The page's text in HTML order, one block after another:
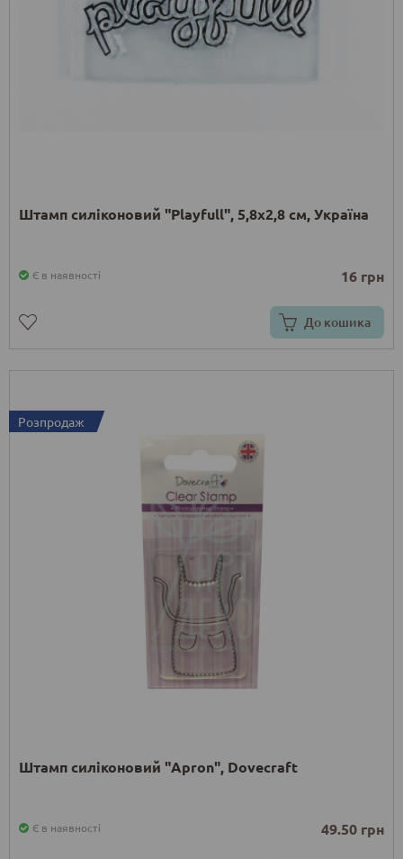
Штамп силіконовий "Playfull", 5,8x2,8 см, Україна
Є в наявності 16 грн
До кошика
Розпродаж
Штамп силіконовий "Apron", Dovecraft
Є в наявності 49.50 грн